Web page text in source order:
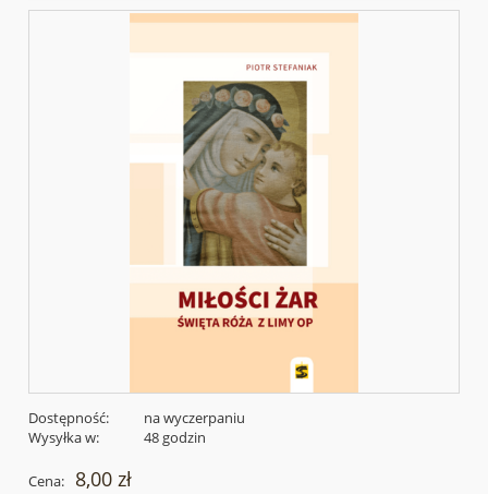
Dostępność:
na wyczerpaniu
Wysyłka w:
48 godzin
Cena: 8,00 zł